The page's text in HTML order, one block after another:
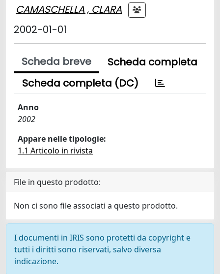
CAMASCHELLA , CLARA
2002-01-01
Scheda breve
Scheda completa
Scheda completa (DC)
Anno
2002
Appare nelle tipologie:
1.1 Articolo in rivista
File in questo prodotto:
Non ci sono file associati a questo prodotto.
I documenti in IRIS sono protetti da copyright e
tutti i diritti sono riservati, salvo diversa
indicazione.